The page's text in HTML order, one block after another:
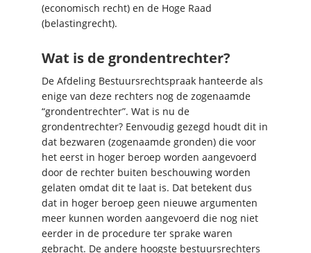
(economisch recht) en de Hoge Raad
(belastingrecht).
Wat is de grondentrechter?
De Afdeling Bestuursrechtspraak hanteerde als
enige van deze rechters nog de zogenaamde
“grondentrechter”. Wat is nu de
grondentrechter? Eenvoudig gezegd houdt dit in
dat bezwaren (zogenaamde gronden) die voor
het eerst in hoger beroep worden aangevoerd
door de rechter buiten beschouwing worden
gelaten omdat dit te laat is. Dat betekent dus
dat in hoger beroep geen nieuwe argumenten
meer kunnen worden aangevoerd die nog niet
eerder in de procedure ter sprake waren
gebracht. De andere hoogste bestuursrechters